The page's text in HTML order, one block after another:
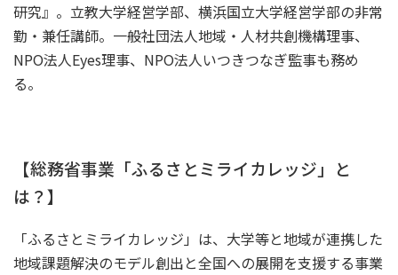
研究』。立教大学経営学部、横浜国立大学経営学部の非常
勤・兼任講師。一般社団法人地域・人材共創機構理事、
NPO法人Eyes理事、NPO法人いつきつなぎ監事も務め
る。
【総務省事業「ふるさとミライカレッジ」と
は？】
「ふるさとミライカレッジ」は、大学等と地域が連携した
地域課題解決のモデル創出と全国への展開を支援する事業